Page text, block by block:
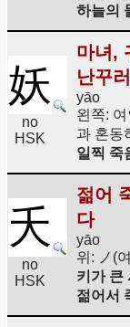
하늘의
妖
no
HSK
마녀,
난꾸러
yāo
왼쪽:
과 혼동
일찍 죽
夭
no
HSK
젊어
다
yāo
위: ノ(
키가 큰
젊어서